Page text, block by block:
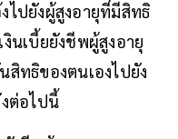
ไปยังผู้สูงอายุที่มีสิทธิ
นเบี้ยยังชีพผู้สูงอายุ
ทธิของตนเองไปยัง
ต่อไปนี้